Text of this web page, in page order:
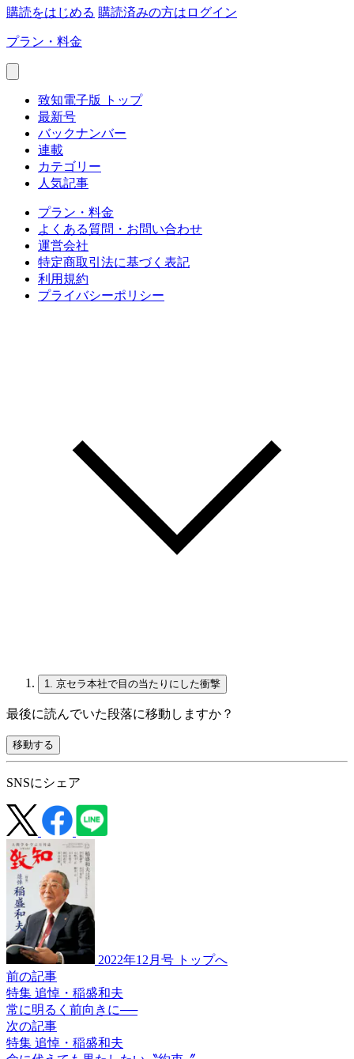
購読をはじめる 購読済みの方はログイン
プラン・料金
致知電子版 トップ
最新号
バックナンバー
連載
カテゴリー
人気記事
プラン・料金
よくある質問・お問い合わせ
運営会社
特定商取引法に基づく表記
利用規約
プライバシーポリシー
1. 京セラ本社で目の当たりにした衝撃
最後に読んでいた段落に移動しますか？
移動する
SNSにシェア
2022年12月号 トップへ
前の記事
特集 追悼・稲盛和夫
常に明るく前向きに──
次の記事
特集 追悼・稲盛和夫